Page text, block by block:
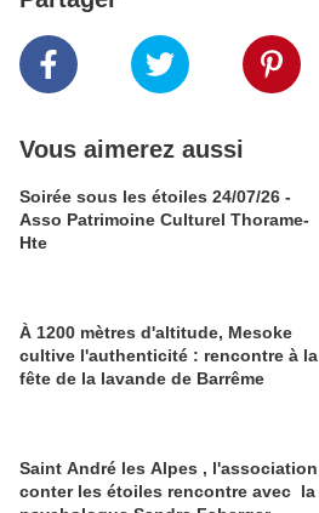
Vous aimerez aussi
Soirée sous les étoiles 24/07/26 -
Asso Patrimoine Culturel Thorame-
Hte
À 1200 mètres d'altitude, Mesoke
cultive l'authenticité : rencontre à la
fête de la lavande de Barrême
Saint André les Alpes , l'association
conter les étoiles rencontre avec la